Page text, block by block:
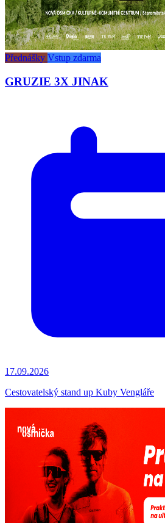
Přednášky Vstup zdarma
GRUZIE 3X JINAK
17.09.2026
Cestovatelský stand up Kuby Vengláře